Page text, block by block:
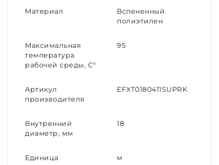
Материал
Вспененный
полиэтилен
Максимальная
температура
рабочей среды, С°
95
Артикул
производителя
EFXT0180411SUPRK
Внутренний
диаметр, мм
18
Единица
м